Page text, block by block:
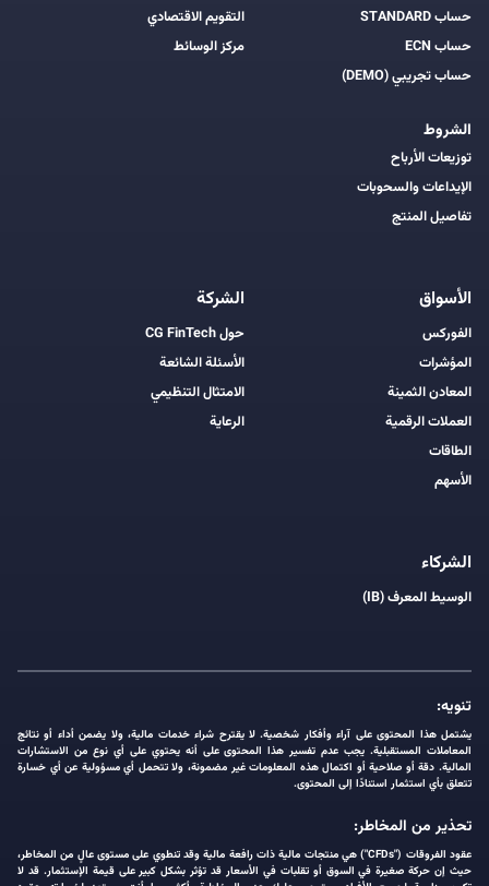
حساب STANDARD
حساب ECN
حساب تجريبي (DEMO)
الشروط
توزيعات الأرباح
الإيداعات والسحوبات
تفاصيل المنتج
التقويم الاقتصادي
مركز الوسائط
الأسواق
الفوركس
المؤشرات
المعادن الثمينة
العملات الرقمية
الطاقات
الأسهم
الشركة
حول CG FinTech
الأسئلة الشائعة
الامتثال التنظيمي
الرعاية
الشركاء
الوسيط المعرف (IB)
تنويه:
يشتمل هذا المحتوى على آراء وأفكار شخصية. لا يقترح شراء خدمات مالية، ولا يضمن أداء أو نتائج
المعاملات المستقبلية. يجب عدم تفسير هذا المحتوى على أنه يحتوي على أي نوع من الاستشارات
المالية. دقة أو صلاحية أو اكتمال هذه المعلومات غير مضمونة، ولا تتحمل أي مسؤولية عن أي خسارة
تتعلق بأي استثمار استنادًا إلى المحتوى.
تحذير من المخاطر:
عقود الفروقات ("CFDs") هي منتجات مالية ذات رافعة مالية وقد تنطوي على مستوى عالٍ من المخاطر،
حيث إن حركة صغيرة في السوق أو تقلبات في الأسعار قد تؤثر بشكل كبير على قيمة الإستثمار. قد لا